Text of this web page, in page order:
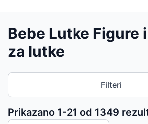
Bebe Lutke Figure
za lutke
Filteri
Prikazano 1-21 od 1349
Sortiranje proizvoda